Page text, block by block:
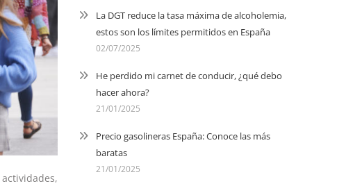
La DGT reduce la tasa máxima de alcoholemia,
estos son los límites permitidos en España
02/07/2025
He perdido mi carnet de conducir, ¿qué debo
hacer ahora?
21/01/2025
Precio gasolineras España: Conoce las más
baratas
21/01/2025